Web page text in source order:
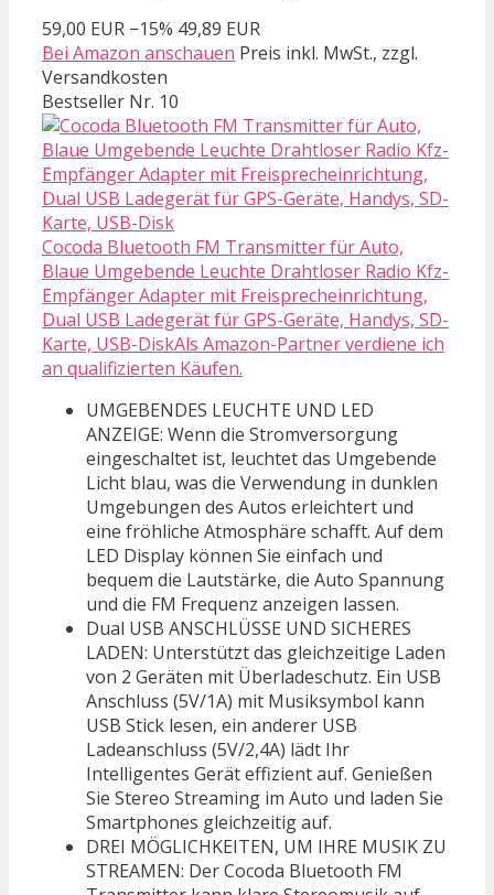
59,00 EUR −15% 49,89 EUR
Bei Amazon anschauen Preis inkl. MwSt., zzgl.
Versandkosten
Bestseller Nr. 10
Cocoda Bluetooth FM Transmitter für Auto,
Blaue Umgebende Leuchte Drahtloser Radio Kfz-
Empfänger Adapter mit Freisprecheinrichtung,
Dual USB Ladegerät für GPS-Geräte, Handys, SD-
Karte, USB-DiskAls Amazon-Partner verdiene ich
an qualifizierten Käufen.
UMGEBENDES LEUCHTE UND LED
ANZEIGE: Wenn die Stromversorgung
eingeschaltet ist, leuchtet das Umgebende
Licht blau, was die Verwendung in dunklen
Umgebungen des Autos erleichtert und
eine fröhliche Atmosphäre schafft. Auf dem
LED Display können Sie einfach und
bequem die Lautstärke, die Auto Spannung
und die FM Frequenz anzeigen lassen.
Dual USB ANSCHLÜSSE UND SICHERES
LADEN: Unterstützt das gleichzeitige Laden
von 2 Geräten mit Überladeschutz. Ein USB
Anschluss (5V/1A) mit Musiksymbol kann
USB Stick lesen, ein anderer USB
Ladeanschluss (5V/2,4A) lädt Ihr
Intelligentes Gerät effizient auf. Genießen
Sie Stereo Streaming im Auto und laden Sie
Smartphones gleichzeitig auf.
DREI MÖGLICHKEITEN, UM IHRE MUSIK ZU
STREAMEN: Der Cocoda Bluetooth FM